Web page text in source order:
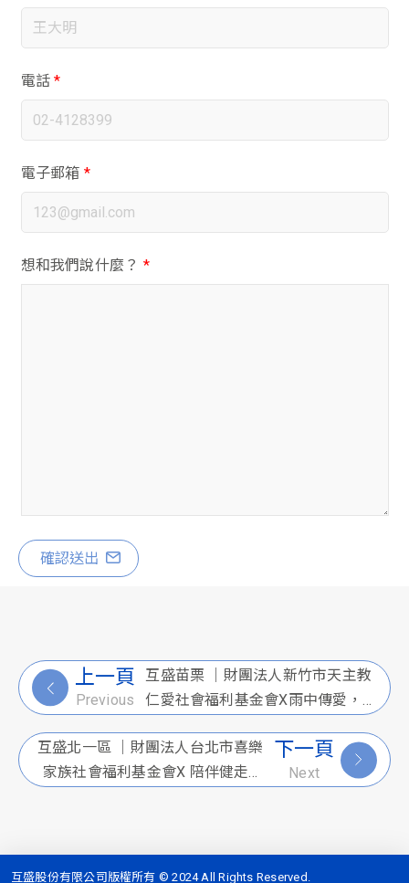
電話*
電子郵箱 *
想和我們說什麼？ *
確認送出
上一頁
Previous
互盛苗栗 ｜財團法人新竹市天主教
仁愛社會福利基金會X雨中傳愛，
互盛北一區 ｜財團法人台北市喜樂
家族社會福利基金會X 陪伴健走活
下一頁
Next
互盛股份有限公司版權所有 © 2024 All Rights Reserved.